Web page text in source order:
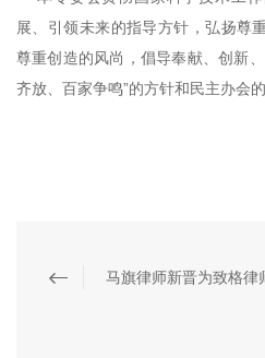
展、引领未来的指导方针，弘扬尊
尊重创造的风尚，倡导奉献、创新
齐放、百家争鸣”的方针和民主办会的